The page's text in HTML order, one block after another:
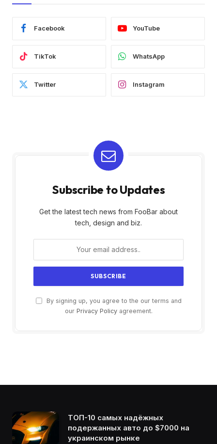
Facebook YouTube
TikTok WhatsApp
Twitter Instagram
Subscribe to Updates
Get the latest tech news from FooBar about
tech, design and biz.
By signing up, you agree to the our terms and
our Privacy Policyagreement.
ТОП-10 самых надёжных
подержанных авто до $7000 на
украинском рынке